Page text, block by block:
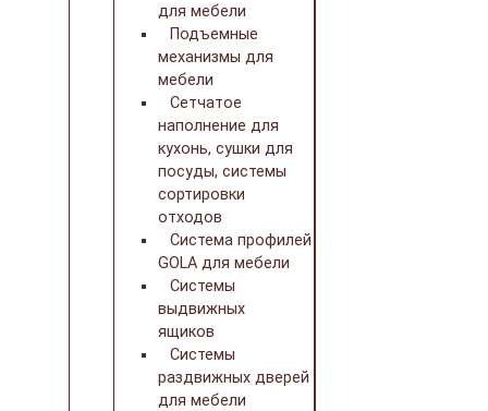
для мебели
Подъемные
механизмы для
мебели
Сетчатое
наполнение для
кухонь, сушки для
посуды, системы
сортировки
отходов
Система профилей
GOLA для мебели
Системы
выдвижных
ящиков
Системы
раздвижных дверей
для мебели